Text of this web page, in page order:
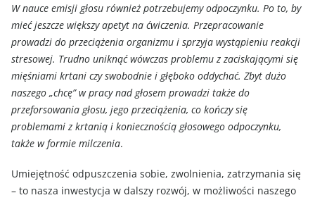
W nauce emisji głosu również potrzebujemy odpoczynku. Po to, by
mieć jeszcze większy apetyt na ćwiczenia. Przepracowanie
prowadzi do przeciążenia organizmu i sprzyja wystąpieniu reakcji
stresowej. Trudno uniknąć wówczas problemu z zaciskającymi się
mięśniami krtani czy swobodnie i głęboko oddychać. Zbyt dużo
naszego „chcę” w pracy nad głosem prowadzi także do
przeforsowania głosu, jego przeciążenia, co kończy się
problemami z krtanią i koniecznością głosowego odpoczynku,
także w formie milczenia.
Umiejętność odpuszczenia sobie, zwolnienia, zatrzymania się
– to nasza inwestycja w dalszy rozwój, w możliwości naszego